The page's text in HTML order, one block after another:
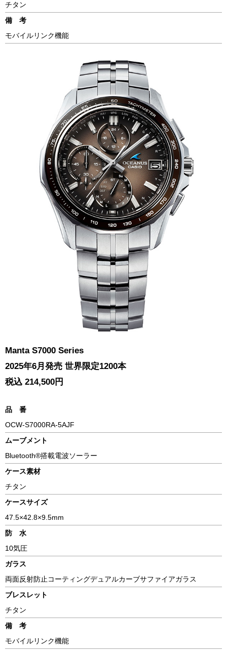
チタン
備 考
モバイルリンク機能
Manta S7000 Series
2025年6月発売 世界限定1200本
税込 214,500円
品 番
OCW-S7000RA-5AJF
ムーブメント
Bluetooth®搭載電波ソーラー
ケース素材
チタン
ケースサイズ
47.5×42.8×9.5mm
防 水
10気圧
ガラス
両面反射防止コーティングデュアルカーブサファイアガラス
ブレスレット
チタン
備 考
モバイルリンク機能